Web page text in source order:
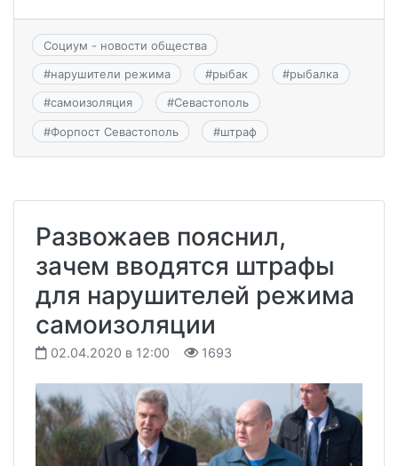
Социум - новости общества
#нарушители режима #рыбак #рыбалка
#самоизоляция #Севастополь
#Форпост Севастополь #штраф
Развожаев пояснил,
зачем вводятся штрафы
для нарушителей режима
самоизоляции
02.04.2020 в 12:00 1693